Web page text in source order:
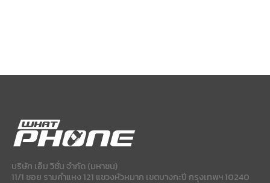
บริษัท เอ็ม วิชั่น จำกัด (มหาชน)
11/1 ซอย รามคำแหง 121 แขวงหัวหมาก เขตบางกะปี กรุงเทพฯ 10240